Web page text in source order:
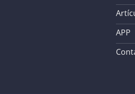
APP